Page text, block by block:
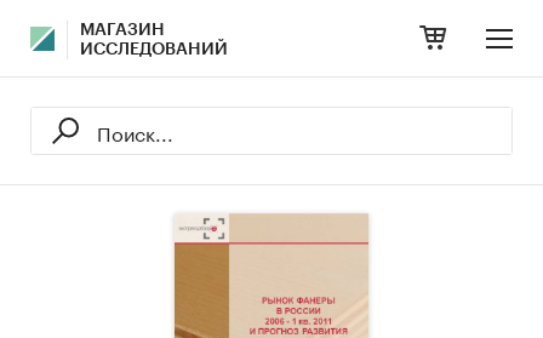
МАГАЗИН
ИССЛЕДОВАНИЙ